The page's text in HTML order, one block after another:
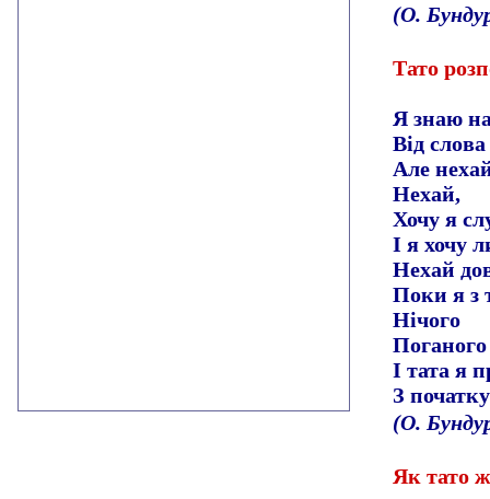
(О.
Тато
Я знаю
Від
Але
Нехай,
Хочу я
І я хочу
Нехай
Поки я з
Нічого
І тата я
З
(О.
Як тато